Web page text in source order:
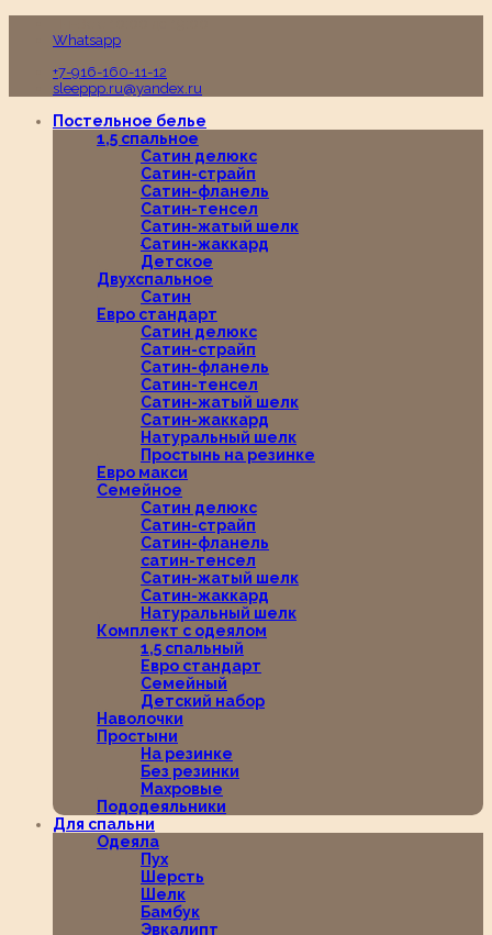
Whatsapp
+7-916-160-11-12
sleeppp.ru@yandex.ru
Постельное белье
1,5 спальное
Сатин делюкс
Сатин-страйп
Сатин-фланель
Сатин-тенсел
Сатин-жатый шелк
Сатин-жаккард
Детское
Двухспальное
Сатин
Евро стандарт
Сатин делюкс
Сатин-страйп
Сатин-фланель
Сатин-тенсел
Сатин-жатый шелк
Сатин-жаккард
Натуральный шелк
Простынь на резинке
Евро макси
Семейное
Сатин делюкс
Сатин-страйп
Сатин-фланель
сатин-тенсел
Сатин-жатый шелк
Сатин-жаккард
Натуральный шелк
Комплект с одеялом
1,5 спальный
Евро стандарт
Семейный
Детский набор
Наволочки
Простыни
На резинке
Без резинки
Махровые
Пододеяльники
Для спальни
Одеяла
Пух
Шерсть
Шелк
Бамбук
Эвкалипт